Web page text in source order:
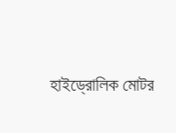
জলবাহী পাম্প